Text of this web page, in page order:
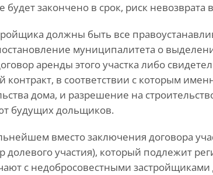
будет закончено в срок, риск
должны быть все
муниципалитета о
аренды этого участка либо
в соответствии с которым
дома, и разрешение на
будущих дольщиков.
вместо заключения договора
долевого участия), который подлежит
с недобросовестными застройщиками